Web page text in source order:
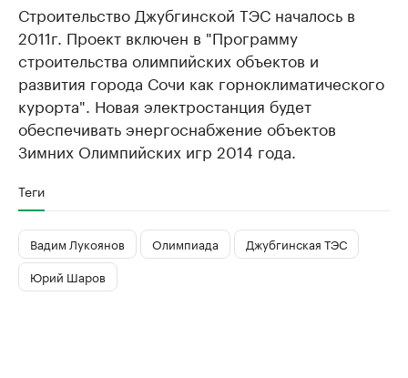
Строительство Джубгинской ТЭС началось в
2011г. Проект включен в "Программу
строительства олимпийских объектов и
развития города Сочи как горноклиматического
курорта". Новая электростанция будет
обеспечивать энергоснабжение объектов
Зимних Олимпийских игр 2014 года.
Теги
Вадим Лукоянов Олимпиада
Джубгинская ТЭС
Юрий Шаров